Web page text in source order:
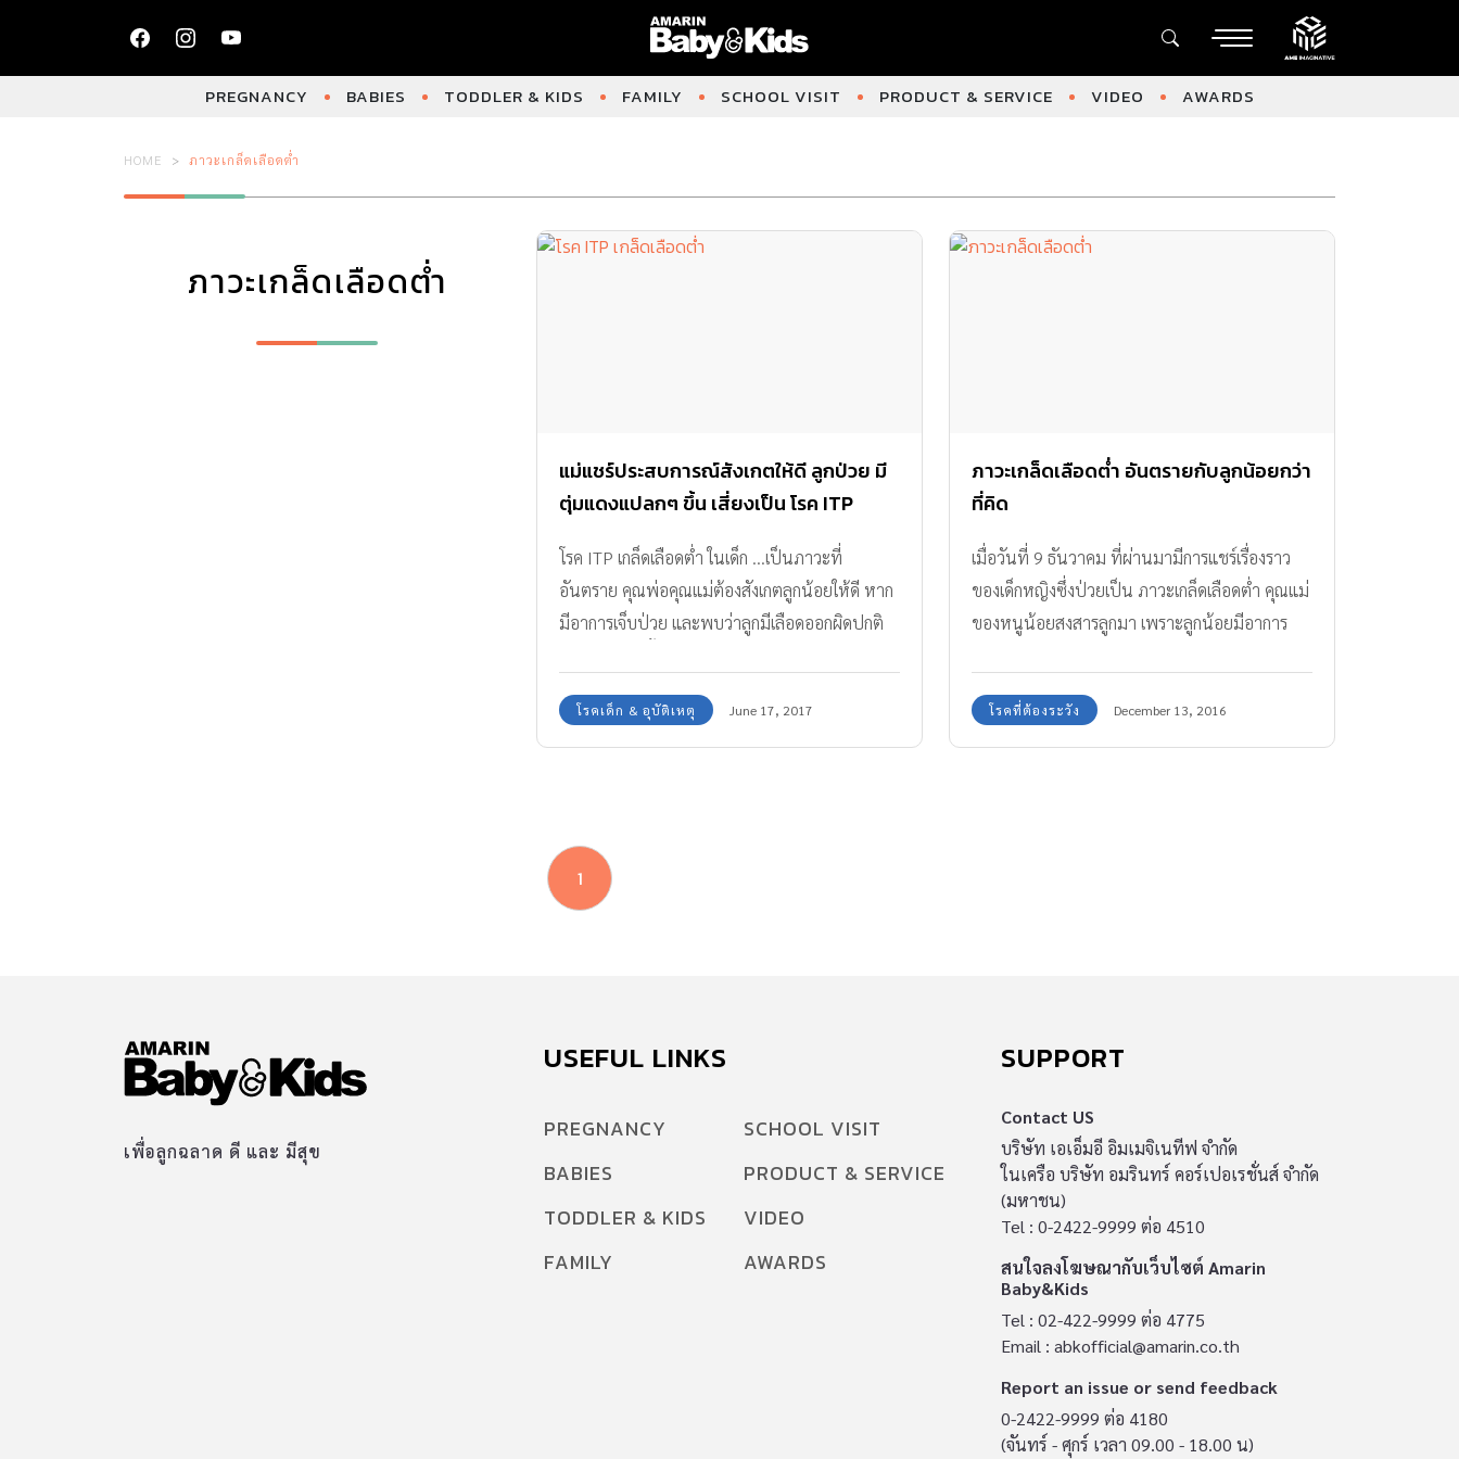
PREGNANCY BABIES TODDLER & KIDS FAMILY SCHOOL VISIT PRODUCT & SERVICE VIDEO AWARDS
HOME ภาวะเกล็ดเลือดต่ำ
ภาวะเกล็ดเลือดต่ำ
แม่แชร์ประสบการณ์สังเกตให้ดี ลูกป่วย มี
ตุ่มแดงแปลกๆ ขึ้น เสี่ยงเป็น โรค ITP
เกล็ดเลือดต่ำ รักษาช้าเสี่ยงอันตรายถึง
ชีวิต!
โรค ITP เกล็ดเลือดต่ำ ในเด็ก ...เป็นภาวะที่
อันตราย คุณพ่อคุณแม่ต้องสังเกตลูกน้อยให้ดี หาก
มีอาการเจ็บป่วย และพบว่าลูกมีเลือดออกผิดปกติ
โรคเด็ก & อุบัติเหตุ June 17, 2017
ภาวะเกล็ดเลือดต่ำ อันตรายกับลูกน้อยกว่า
ที่คิด
เมื่อวันที่ 9 ธันวาคม ที่ผ่านมามีการแชร์เรื่องราว
ของเด็กหญิงซึ่งป่วยเป็น ภาวะเกล็ดเลือดต่ำ คุณแม่
ของหนูน้อยสงสารลูกมา เพราะลูกน้อยมีอาการ
ลูกน้อยทรมาน หัวใจแม่แทบขาด
โรคที่ต้องระวัง December 13, 2016
1
เพื่อลูกฉลาด ดี และ มีสุข
USEFUL LINKS
PREGNANCY
BABIES
TODDLER & KIDS
FAMILY
SCHOOL VISIT
PRODUCT & SERVICE
VIDEO
AWARDS
SUPPORT
Contact US
บริษัท เอเอ็มอี อิมเมจิเนทีฟ จำกัด
ในเครือ บริษัท อมรินทร์ คอร์เปอเรชั่นส์ จำกัด
(มหาชน)
Tel : 0-2422-9999 ต่อ 4510
สนใจลงโฆษณากับเว็บไซต์ Amarin
Baby&Kids
Tel : 02-422-9999 ต่อ 4775
Email : abkofficial@amarin.co.th
Report an issue or send feedback
0-2422-9999 ต่อ 4180
(จันทร์ - ศุกร์ เวลา 09.00 - 18.00 น)